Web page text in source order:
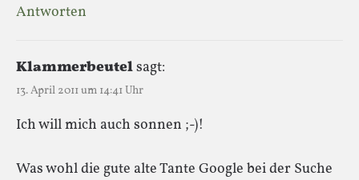
Antworten
Klammerbeutelsagt:
13. April 2011 um 14:41 Uhr
Ich will mich auch sonnen ;-)!
Was wohl die gute alte Tante Google bei der Suche